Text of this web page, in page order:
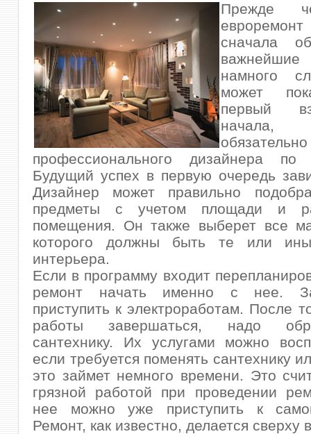
Прежде
сначала
важнейшие
намного
может
первый
профессионального дизайнера по
Будущий успех в первую очередь
Дизайнер может правильно
предметы с учетом площади и
помещения. Он также выберет все
которого должны быть те или
интерьера.
Если в программу входит
ремонт начать именно с нее.
приступить к электроработам. После
работы завершаться, надо
сантехнику. Их услугами можно
если требуется поменять сантехнику
это займет немного времени. Это
грязной работой при проведении
нее можно уже приступить к
Ремонт, как известно, делается сверху